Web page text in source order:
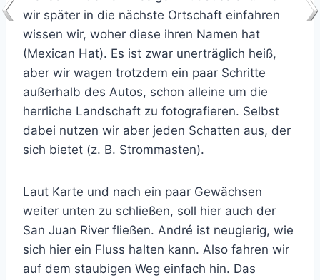
wir später in die nächste Ortschaft einfahren
wissen wir, woher diese ihren Namen hat
(Mexican Hat). Es ist zwar unerträglich heiß,
aber wir wagen trotzdem ein paar Schritte
außerhalb des Autos, schon alleine um die
herrliche Landschaft zu fotografieren. Selbst
dabei nutzen wir aber jeden Schatten aus, der
sich bietet (z. B. Strommasten).
Laut Karte und nach ein paar Gewächsen
weiter unten zu schließen, soll hier auch der
San Juan River fließen. André ist neugierig, wie
sich hier ein Fluss halten kann. Also fahren wir
auf dem staubigen Weg einfach hin. Das